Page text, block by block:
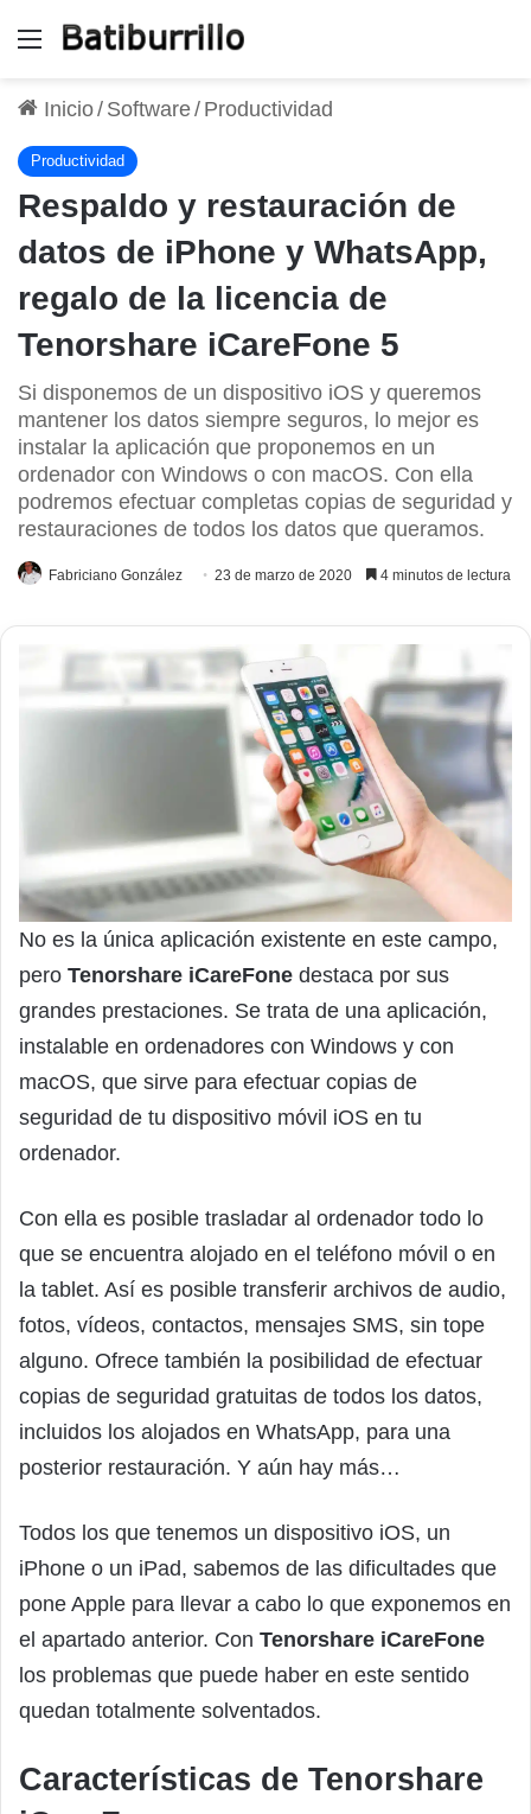
Menú
Inicio/ Software/ Productividad
Productividad
Respaldo y restauración de
datos de iPhone y WhatsApp,
regalo de la licencia de
Tenorshare iCareFone 5
Si disponemos de un dispositivo iOS y queremos
mantener los datos siempre seguros, lo mejor es
instalar la aplicación que proponemos en un
ordenador con Windows o con macOS. Con ella
podremos efectuar completas copias de seguridad y
restauraciones de todos los datos que queramos.
Fabriciano González 23 de marzo de 2020 4 minutos de lectura
No es la única aplicación existente en este campo,
pero Tenorshare iCareFone destaca por sus
grandes prestaciones. Se trata de una aplicación,
instalable en ordenadores con Windows y con
macOS, que sirve para efectuar copias de
seguridad de tu dispositivo móvil iOS en tu
ordenador.
Con ella es posible trasladar al ordenador todo lo
que se encuentra alojado en el teléfono móvil o en
la tablet. Así es posible transferir archivos de audio,
fotos, vídeos, contactos, mensajes SMS, sin tope
alguno. Ofrece también la posibilidad de efectuar
copias de seguridad gratuitas de todos los datos,
incluidos los alojados en WhatsApp, para una
posterior restauración. Y aún hay más…
Todos los que tenemos un dispositivo iOS, un
iPhone o un iPad, sabemos de las dificultades que
pone Apple para llevar a cabo lo que exponemos en
el apartado anterior. Con Tenorshare iCareFone
los problemas que puede haber en este sentido
quedan totalmente solventados.
Características de Tenorshare